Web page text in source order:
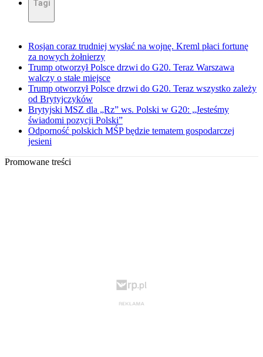
Tagi
Rosjan coraz trudniej wysłać na wojnę. Kreml płaci fortunę
za nowych żołnierzy
Trump otworzył Polsce drzwi do G20. Teraz Warszawa
walczy o stałe miejsce
Trump otworzył Polsce drzwi do G20. Teraz wszystko zależy
od Brytyjczyków
Brytyjski MSZ dla „Rz” ws. Polski w G20: „Jesteśmy
świadomi pozycji Polski”
Odporność polskich MŚP będzie tematem gospodarczej
jesieni
Promowane treści